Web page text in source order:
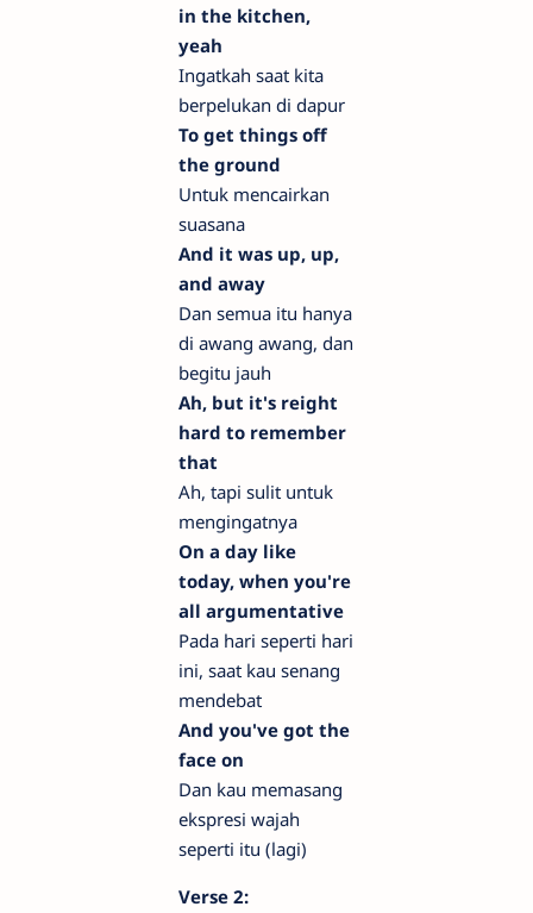
in the kitchen,
yeah
Ingatkah saat kita
berpelukan di dapur
To get things off
the ground
Untuk mencairkan
suasana
And it was up, up,
and away
Dan semua itu hanya
di awang awang, dan
begitu jauh
Ah, but it's reight
hard to remember
that
Ah, tapi sulit untuk
mengingatnya
On a day like
today, when you're
all argumentative
Pada hari seperti hari
ini, saat kau senang
mendebat
And you've got the
face on
Dan kau memasang
ekspresi wajah
seperti itu (lagi)
Verse 2: